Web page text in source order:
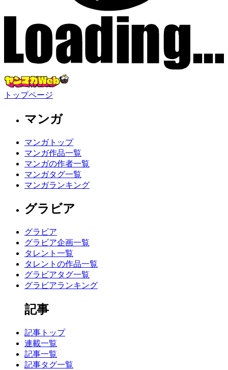
トップページ
マンガ
マンガトップ
マンガ作品一覧
マンガの作者一覧
マンガタグ一覧
マンガランキング
グラビア
グラビア
グラビア企画一覧
タレント一覧
タレントの作品一覧
グラビアタグ一覧
グラビアランキング
記事
記事トップ
連載一覧
記事一覧
記事タグ一覧